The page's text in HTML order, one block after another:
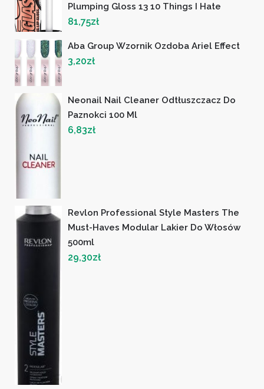
Plumping Gloss 13 10 Things I Hate
81,75zł
Aba Group Wzornik Ozdoba Ariel Effect
3,20zł
Neonail Nail Cleaner Odtłuszczacz Do
Paznokci 100 Ml
6,83zł
Revlon Professional Style Masters The
Must-Haves Modular Lakier Do Włosów
500ml
29,30zł